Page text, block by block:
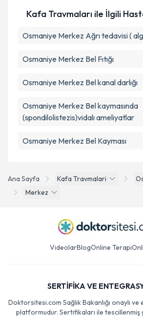
Ana Sayfa Kafa Travmalari
Merkez
Kafa Travmaları ile İlgili
Osmaniye Merkez Ağrı tedavisi (
Osmaniye Merkez Bel Fıtığı
Osmaniye Merkez Bel kanal darlığı
Osmaniye Merkez Bel kaymasında
(spondilolistezis)vidalı ameliyatlar
Osmaniye Merkez Bel Kayması
VideolarBlogOnline Terapi
SERTİFİKA VE
Doktorsitesi.com Sağlık Bakanlığı onaylı
platformudur. Sertifikaları ile tescillenmiş